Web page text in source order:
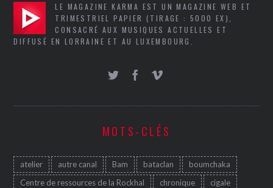
LE MAGAZINE KARMA EST UN MAGAZINE WEB ET
TRIMESTRIEL PAPIER (TIRAGE : 5000 EX),
CONSACRÉ AUX MUSIQUES ACTUELLES ET
DIFFUSÉ EN LORRAINE ET AU LUXEMBOURG.
MOTS-CLÉS
atelier autre canal Bam bataclan
boumchaka
Centre de ressources de la Rockhal
chronique
cigale